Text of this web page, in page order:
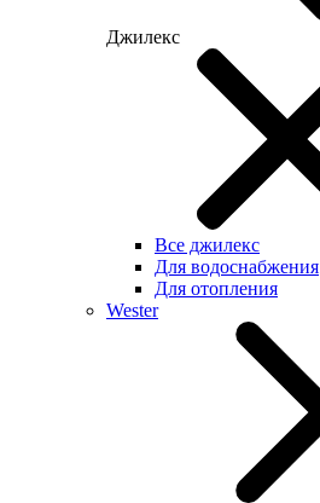
Джилекс
Все джилекс
Для водоснабжения
Для отопления
Wester